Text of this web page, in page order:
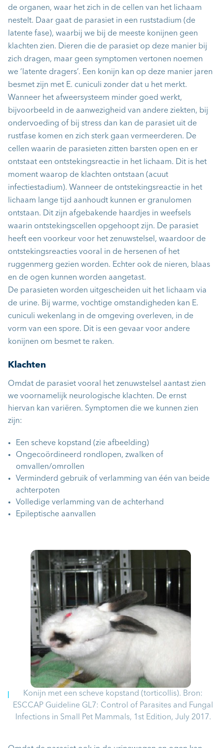
de organen, waar het zich in de cellen van het lichaam
nestelt. Daar gaat de parasiet in een ruststadium (de
latente fase), waarbij we bij de meeste konijnen geen
klachten zien. Dieren die de parasiet op deze manier bij
zich dragen, maar geen symptomen vertonen noemen
we ‘latente dragers’. Een konijn kan op deze manier jaren
besmet zijn met E. cuniculi zonder dat u het merkt.
Wanneer het afweersysteem minder goed werkt,
bijvoorbeeld in de aanwezigheid van andere ziekten, bij
ondervoeding of bij stress dan kan de parasiet uit de
rustfase komen en zich sterk gaan vermeerderen. De
cellen waarin de parasieten zitten barsten open en er
ontstaat een ontstekingsreactie in het lichaam. Dit is het
moment waarop de klachten ontstaan (acuut
infectiestadium). Wanneer de ontstekingsreactie in het
lichaam lange tijd aanhoudt kunnen er granulomen
ontstaan. Dit zijn afgebakende haardjes in weefsels
waarin ontstekingscellen opgehoopt zijn. De parasiet
heeft een voorkeur voor het zenuwstelsel, waardoor de
ontstekingsreacties vooral in de hersenen of het
ruggenmerg gezien worden. Echter ook de nieren, blaas
en de ogen kunnen worden aangetast.
De parasieten worden uitgescheiden uit het lichaam via
de urine. Bij warme, vochtige omstandigheden kan E.
cuniculi wekenlang in de omgeving overleven, in de
vorm van een spore. Dit is een gevaar voor andere
konijnen om besmet te raken.
Klachten
Omdat de parasiet vooral het zenuwstelsel aantast zien
we voornamelijk neurologische klachten. De ernst
hiervan kan variëren. Symptomen die we kunnen zien
zijn:
Een scheve kopstand (zie afbeelding)
Ongecoördineerd rondlopen, zwalken of
omvallen/omrollen
Verminderd gebruik of verlamming van één van beide
achterpoten
Volledige verlamming van de achterhand
Epileptische aanvallen
Konijn met een scheve kopstand (torticollis). Bron:
ESCCAP Guideline GL7: Control of Parasites and Fungal
Infections in Small Pet Mammals, 1st Edition, July 2017.